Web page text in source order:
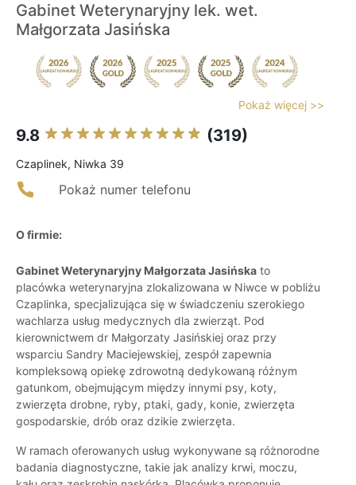
Gabinet Weterynaryjny lek. wet.
Małgorzata Jasińska
Pokaż więcej >>
9.8 (319)
Czaplinek, Niwka 39
Pokaż numer telefonu
O firmie:
Gabinet Weterynaryjny Małgorzata Jasińska to
placówka weterynaryjna zlokalizowana w Niwce w pobliżu
Czaplinka, specjalizująca się w świadczeniu szerokiego
wachlarza usług medycznych dla zwierząt. Pod
kierownictwem dr Małgorzaty Jasińskiej oraz przy
wsparciu Sandry Maciejewskiej, zespół zapewnia
kompleksową opiekę zdrowotną dedykowaną różnym
gatunkom, obejmującym między innymi psy, koty,
zwierzęta drobne, ryby, ptaki, gady, konie, zwierzęta
gospodarskie, drób oraz dzikie zwierzęta.
W ramach oferowanych usług wykonywane są różnorodne
badania diagnostyczne, takie jak analizy krwi, moczu,